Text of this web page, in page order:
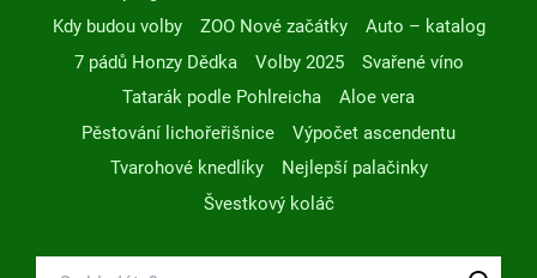
Kdy budou volby
ZOO Nové začátky
Auto – katalog
7 pádů Honzy Dědka
Volby 2025
Svařené víno
Tatarák podle Pohlreicha
Aloe vera
Pěstování lichořeřišnice
Výpočet ascendentu
Tvarohové knedlíky
Nejlepší palačinky
Švestkový koláč